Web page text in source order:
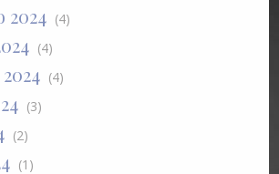
2024 (4)
(4)
(4)
(3)
(2)
(1)